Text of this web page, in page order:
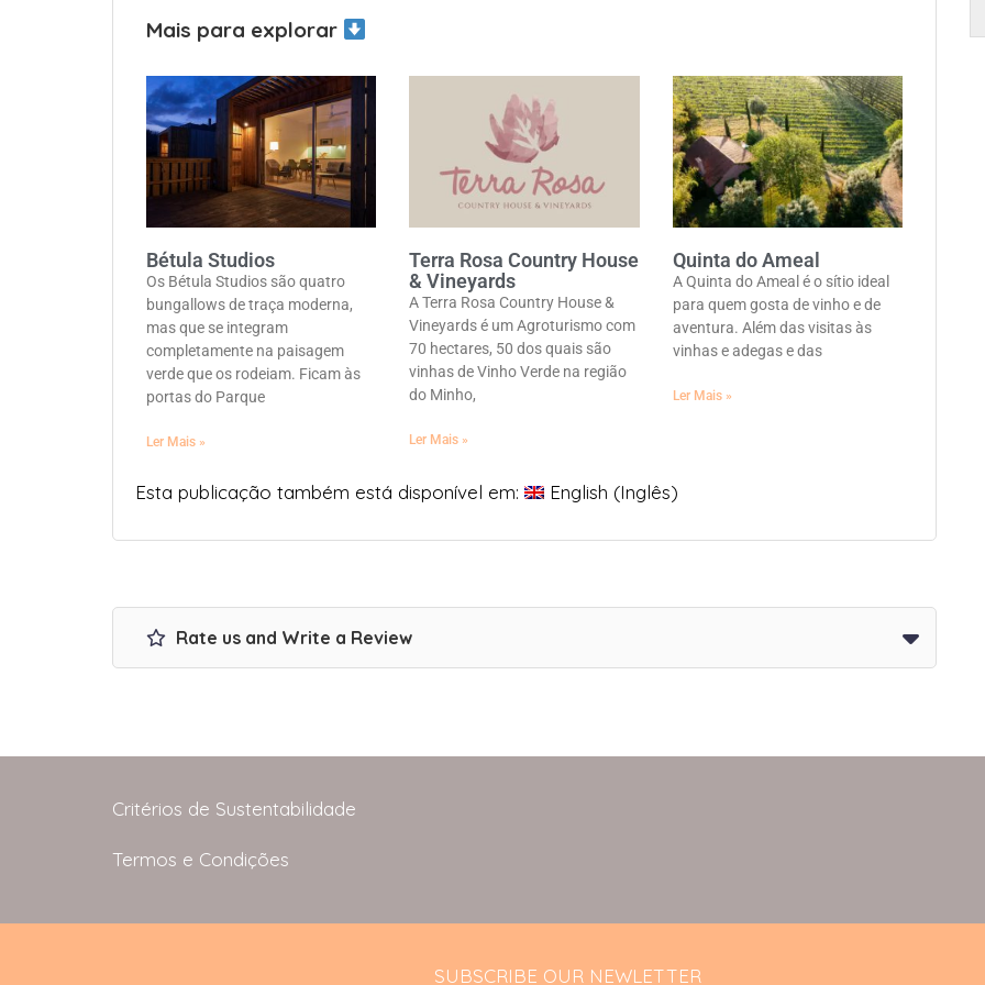
Mais para explorar
Bétula Studios
Os Bétula Studios são quatro
bungallows de traça moderna,
mas que se integram
completamente na paisagem
verde que os rodeiam. Ficam às
portas do Parque
Ler Mais »
Terra Rosa Country House
& Vineyards
A Terra Rosa Country House &
Vineyards é um Agroturismo com
70 hectares, 50 dos quais são
vinhas de Vinho Verde na região
do Minho,
Ler Mais »
Quinta do Ameal
A Quinta do Ameal é o sítio ideal
para quem gosta de vinho e de
aventura. Além das visitas às
vinhas e adegas e das
Ler Mais »
Esta publicação também está disponível em: English (Inglês)
Rate us and Write a Review
Critérios de Sustentabilidade
Termos e Condições
SUBSCRIBE OUR NEWLETTER